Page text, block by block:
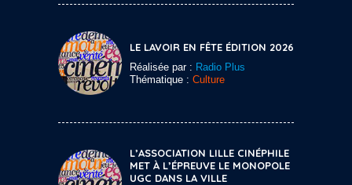
LE LAVOIR EN FÊTE ÉDITION 2026
Réalisée par : Radio Plus
Thématique : Culture
L’ASSOCIATION LILLE CINÉPHILE
MET À L’ÉPREUVE LE MONOPOLE
UGC DANS LA VILLE